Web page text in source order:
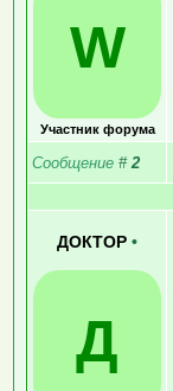
W
Участник форума
Сообщение # 2
ДОКТОР •
Д